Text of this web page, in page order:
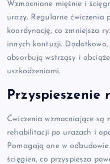
Wzmocnione mięśnie i
urazy. Regularne ćwiczenia
koordynację, co zmniejsza
innych kontuzji. Dodatkowo,
absorbują wstrząsy i
uszkodzeniami.
Przyspieszenie
Ćwiczenia wzmacniające są
rehabilitacji po urazach i
Pomagają one w
ścięgien, co przyspiesza